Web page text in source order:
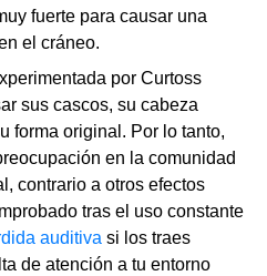
fuerte para causar una
el cráneo.
por Curtoss
sus cascos, su cabeza
forma original. Por lo tanto,
en la comunidad
contrario a otros efectos
tras el uso constante
auditiva si los traes
de atención a tu entorno